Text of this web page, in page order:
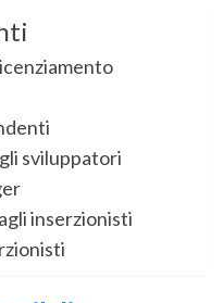
sviluppatori
inserzionisti